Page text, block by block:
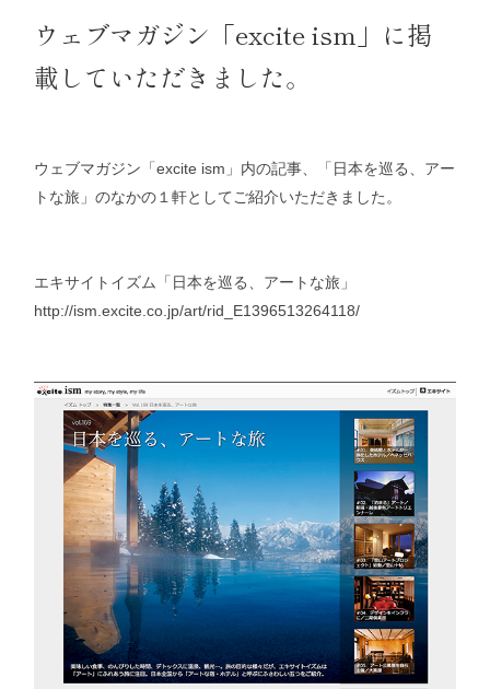
ウェブマガジン「excite ism」に掲
載していただきました。
ウェブマガジン「excite ism」内の記事、「日本を巡る、アー
トな旅」のなかの１軒としてご紹介いただきました。
エキサイトイズム「日本を巡る、アートな旅」
http://ism.excite.co.jp/art/rid_E1396513264118/